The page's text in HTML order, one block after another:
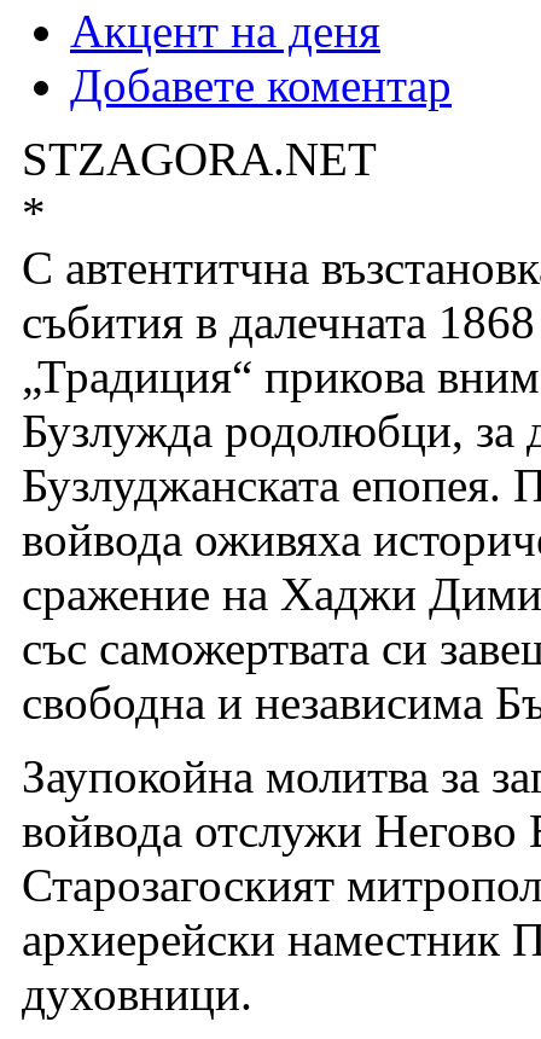
Акцент на деня
Добавете коментар
STZAGORA.NET
*
С автентитчна
събития в далечната
„Традиция“ прикова
Бузлужда родолюбци, за
Бузлуджанската епопея.
войвода оживяха
сражение на Хаджи
със саможертвата си
свободна и независима
Заупокойна молитва за
войвода отслужи Негово
Старозагоският
архиерейски наместник
духовници.